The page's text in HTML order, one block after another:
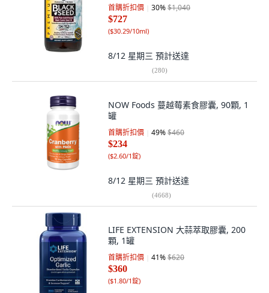
首購折扣價 30%$1,040
$727
($30.29/10ml)
8/12 星期三 預計送達
(280)
NOW Foods 蔓越莓素食膠囊, 90顆, 1
罐
首購折扣價 49%$460
$234
($2.60/1錠)
8/12 星期三 預計送達
(4668)
LIFE EXTENSION 大蒜萃取膠囊, 200
顆, 1罐
首購折扣價 41%$620
$360
($1.80/1錠)